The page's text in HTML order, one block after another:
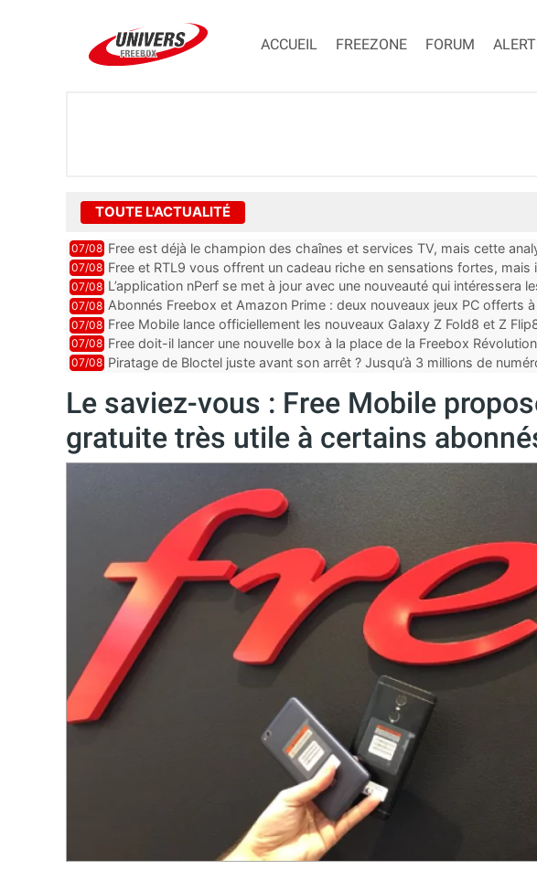
ACCUEIL FREEZONE FORUM
TOUTE L'ACTUALITÉ
07/08 Free est déjà le champion des chaînes et services TV, mais cette
encore au moin...
07/08 Free et RTL9 vous offrent un cadeau riche en sensations fortes, mais
l’obtenir
07/08 L’application nPerf se met à jour avec une nouveauté qui intéressera
Mobile, Orange, SFR ...
07/08 Abonnés Freebox et Amazon Prime : deux nouveaux jeux PC offerts
07/08 Free Mobile lance officiellement les nouveaux Galaxy Z Fold8 et Z
des promos et des cadeaux
07/08 Free doit-il lancer une nouvelle box à la place de la Freebox
07/08 Piratage de Bloctel juste avant son arrêt ? Jusqu’à 3 millions de
Le saviez-vous : Free Mobile
gratuite très utile à certains